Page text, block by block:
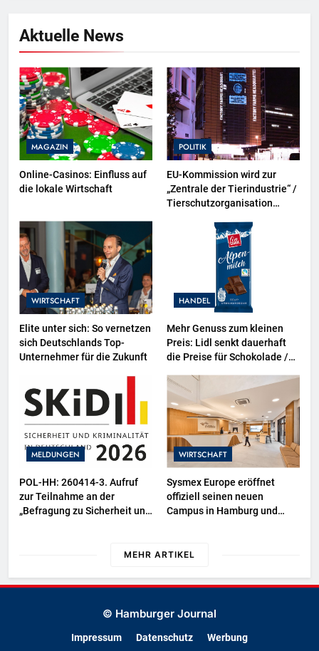
Aktuelle News
MAGAZIN
Online-Casinos: Einfluss auf
die lokale Wirtschaft
POLITIK
EU-Kommission wird zur
„Zentrale der Tierindustrie“ /
Tierschutzorganisation
Projektion in Brüssel die
Nähe der EU-Kommission zur
Tierindustrie an
WIRTSCHAFT
Elite unter sich: So vernetzen
sich Deutschlands Top-
Unternehmer für die Zukunft
HANDEL
Mehr Genuss zum kleinen
Preis: Lidl senkt dauerhaft
die Preise für Schokolade /
bis zu 13 Prozent günstiger
MELDUNGEN
POL-HH: 260414-3. Aufruf
zur Teilnahme an der
„Befragung zu Sicherheit und
WIRTSCHAFT
Sysmex Europe eröffnet
offiziell seinen neuen
Campus in Hamburg und
Arbeitsumgebungen
MEHR ARTIKEL
© Hamburger Journal
Impressum Datenschutz Werbung